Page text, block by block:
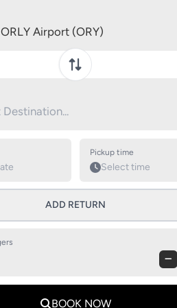
Airport (ORY)
Swap pickup and destination Pickup time
ADD RETURN
BOOK NOW